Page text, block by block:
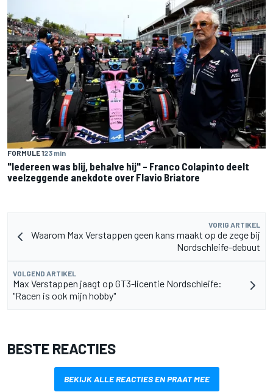
FORMULE 123 min
"Iedereen was blij, behalve hij" – Franco Colapinto deelt
veelzeggende anekdote over Flavio Briatore
VORIG ARTIKEL
Waarom Max Verstappen geen kans maakt op de zege bij
Nordschleife-debuut
VOLGEND ARTIKEL
Max Verstappen jaagt op GT3-licentie Nordschleife:
"Racen is ook mijn hobby"
BESTE REACTIES
BEKIJK ALLE REACTIES EN PRAAT MEE